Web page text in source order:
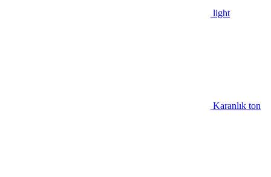
light
Karanlık ton